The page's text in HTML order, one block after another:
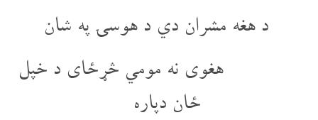
د هغه مشران دي د هوسۍ په شان
هغوی نه مومي څړځای د خپل
ځان دپاره